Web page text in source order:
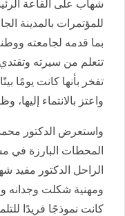
شهاب على القاعة
للمؤتمرات بالمدينة
بما قدمه لجامعته
تتعلم من سيرته
تفخر بأنها كانت يومًا
واعتز بالانتماء
واستعرض الدكتور
المحطات البارزة في
الراحل الدكتور مفيد
ومهنية شكلت وجدانه
كانت نموذجًا فريدًا